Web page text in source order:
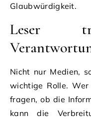
Glaubwürdigkeit.
Leser
Nicht nur Medien,
wichtige Rolle.
fragen, ob die
kann die